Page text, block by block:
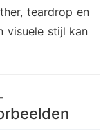
teardrop en
visuele stijl kan